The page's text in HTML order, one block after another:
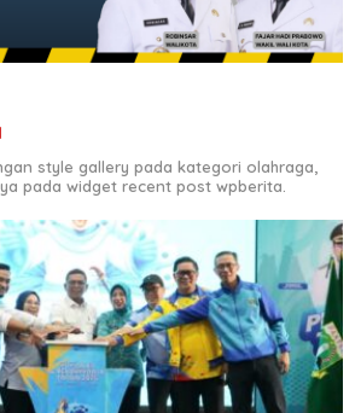
style gallery pada kategori olahraga,
pada widget recent post wpberita.